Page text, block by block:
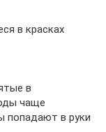
в красках
в
чаще
попадают в руки